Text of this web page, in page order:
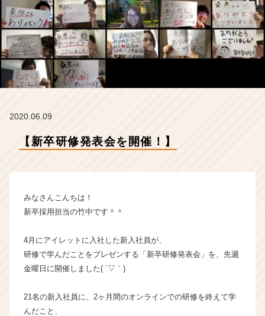
の
タ
イ
ム
ラ
イ
ン】
ャ
か
ス
カ
ウ
が
2020.06.09
【新卒研修発表会を開催！】
みなさんこんちは！
新卒採用担当の竹中です＾＾
4月にアイレットに入社した新入社員が、
研修で学んだことをプレゼンする「新卒研修発表会」を、先週
金曜日に開催しました( ´▽｀)
21名の新入社員に、2ヶ月間のオンラインでの研修を終えて学
んだこと、